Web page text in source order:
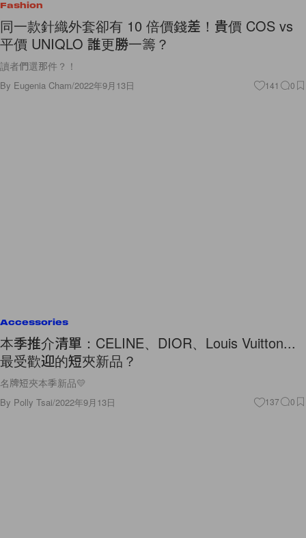
Fashion
同一款針織外套卻有 10 倍價錢差！貴價 COS vs
平價 UNIQLO 誰更勝一籌？
讀者們選那件？！
By Eugenia Cham/2022年9月13日 141 0
Accessories
本季推介清單：CELINE、DIOR、Louis Vuitton...
最受歡迎的短夾新品？
名牌短夾本季新品💛
By Polly Tsai/2022年9月13日 137 0